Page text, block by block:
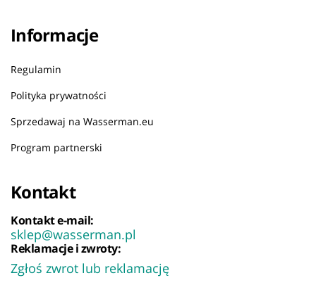
Informacje
Regulamin
Polityka prywatności
Sprzedawaj na Wasserman.eu
Program partnerski
Kontakt
Kontakt e-mail:
sklep@wasserman.pl
Reklamacje i zwroty:
Zgłoś zwrot lub reklamację